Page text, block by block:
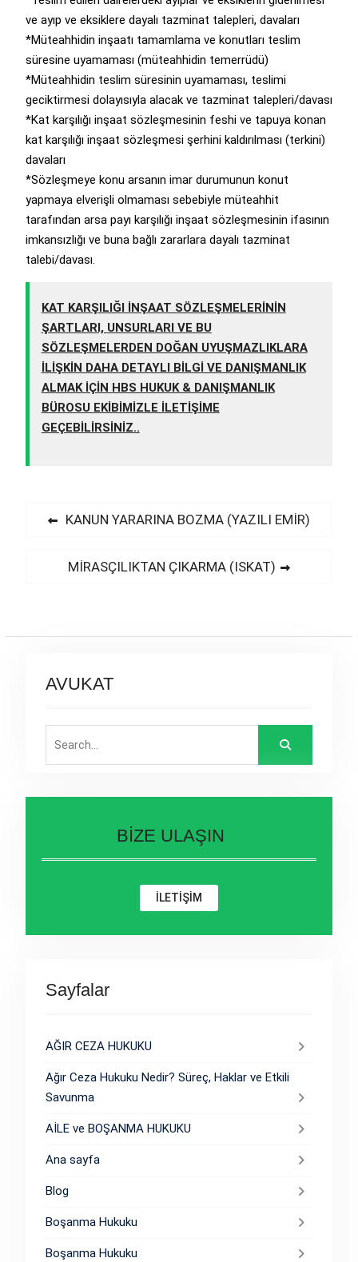
ve ayıp ve eksiklere dayalı tazminat talepleri, davaları
*Müteahhidin inşaatı tamamlama ve konutları teslim
süresine uyamaması (müteahhidin temerrüdü)
*Müteahhidin teslim süresinin uyamaması, teslimi
geciktirmesi dolayısıyla alacak ve tazminat talepleri/davası
*Kat karşılığı inşaat sözleşmesinin feshi ve tapuya konan
kat karşılığı inşaat sözleşmesi şerhini kaldırılması (terkini)
davaları
*Sözleşmeye konu arsanın imar durumunun konut
yapmaya elverişli olmaması sebebiyle müteahhit
tarafından arsa payı karşılığı inşaat sözleşmesinin ifasının
imkansızlığı ve buna bağlı zararlara dayalı tazminat
talebi/davası.
KAT KARŞILIĞI İNŞAAT SÖZLEŞMELERİNİN
ŞARTLARI, UNSURLARI VE BU
SÖZLEŞMELERDEN DOĞAN UYUŞMAZLIKLARA
İLİŞKİN DAHA DETAYLI BİLGİ VE DANIŞMANLIK
ALMAK İÇİN HBS HUKUK & DANIŞMANLIK
BÜROSU EKİBİMİZLE İLETİŞİME
GEÇEBİLİRSİNİZ..
Yazı
Previous
KANUN YARARINA BOZMA (YAZILI EMİR)
Next
MİRASÇILIKTAN ÇIKARMA (ISKAT)
AVUKAT
for:
BİZE ULAŞIN
İLETİŞİM
Sayfalar
AĞIR CEZA HUKUKU
Ağır Ceza Hukuku Nedir? Süreç, Haklar ve Etkili
Savunma
AİLE ve BOŞANMA HUKUKU
Ana sayfa
Blog
Boşanma Hukuku
Boşanma Hukuku